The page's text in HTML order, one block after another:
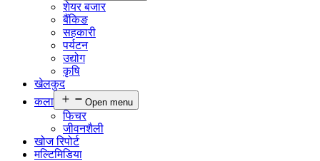
शेयर बजार
बैंकिङ
सहकारी
पर्यटन
उद्योग
कृषि
खेलकुद
कला
Open menu
फिचर
जीवनशैली
खोज रिपोर्ट
मल्टिमिडिया